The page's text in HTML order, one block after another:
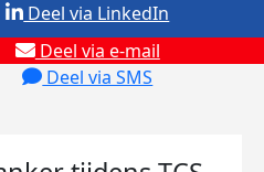
Deel via e-mail
Deel via SMS
Deel via LinkedIn